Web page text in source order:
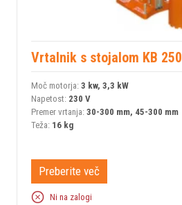
Vrtalnik s stojalom KB 250
Moč motorja: 3 kw, 3,3 kW
Napetost: 230 V
Premer vrtanja: 30-300 mm, 45-300 mm
Teža: 16 kg
Preberite več
Ni na zalogi